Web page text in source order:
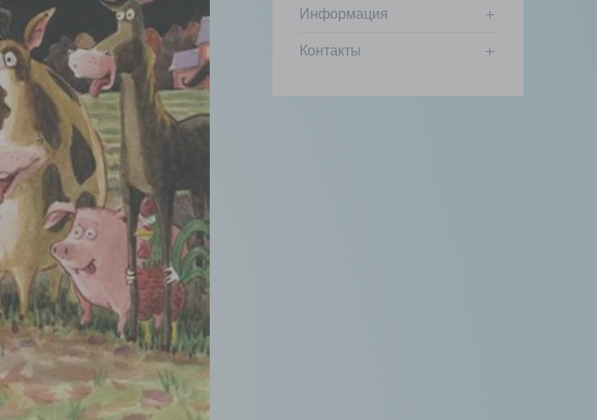
Информация
Контакты